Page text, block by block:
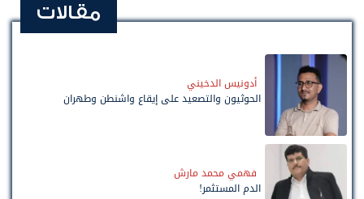
مقالات
أدونيس الدخيني
الحوثيون والتصعيد على إيقاع واشنطن وطهران
فهمي محمد مارش
الدم المستثمر!